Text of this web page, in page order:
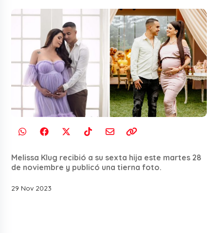
Melissa Klug recibió a su sexta hija este martes 28
de noviembre y publicó una tierna foto.
29 Nov 2023